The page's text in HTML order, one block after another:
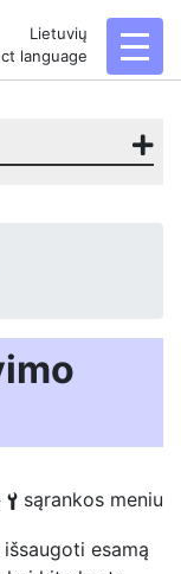
Lietuvių
language
B sąrankos meniu
išsaugoti esamą